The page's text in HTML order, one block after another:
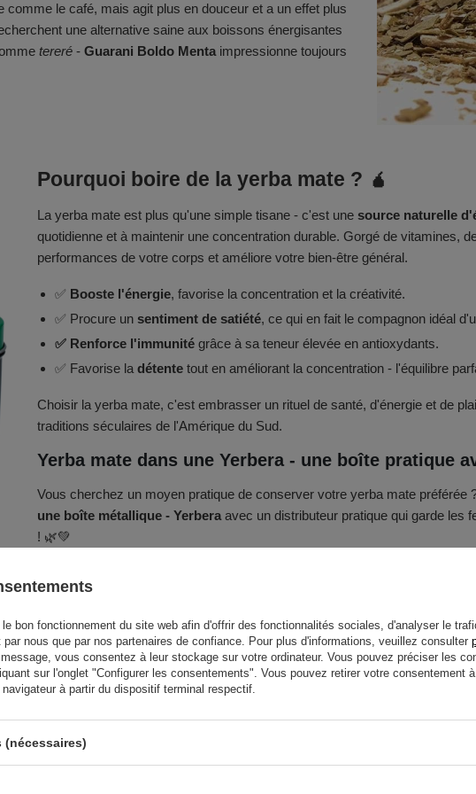
comme le café, mais agit plus en douceur et a un effet plus
une alternative saine aux boissons énergisantes
tereré - Guarani Boldo Menta impressionne toujours
Pourquoi boire de la yerba mate ? 🧉
La yerba mate est plus qu'une simple tisane - c'est une source naturelle
quotidienne et à maintenir une concentration durable. Gorgé de vitamines,
performances de votre corps et améliore votre bien-être général.
✅ Booste l'énergie, favorise la concentration et la créativité.
✅ Procure un sentiment de satiété, ce qui en fait le compagnon idéal
✅ Renforce l'immunité grâce à sa teneur élevée en antioxydants.
✅ Favorise ladétente tout en améliorant la concentration - l'équilibre
Choisir la yerba mate, c'est embrasser un rituel de santé, d'énergie et de
traditions séculaires de l'Amérique du Sud.
Yerba mate dans une Yerbera - une boîte pratique
Vous cherchez un moyen pratique de conserver votre yerba mate préférée
une boîte métallique - Yerbera avec un distributeur pratique qui garde les
! 🌿💚
supplémentaires ✍️
poivrée, huile de menthe naturelle
15 g de yerba mate dans une tasse. Inclinez la gourde à
bon fonctionnement du site web afin d'offrir des fonctionnalités sociales, d'analyser le
nous que par nos partenaires de confiance. Pour plus d'informations, veuillez consulter
vous consentez à leur stockage sur votre ordinateur. Vous pouvez préciser les
sur l'onglet "Configurer les consentements". Vous pouvez retirer votre consentement
à partir du dispositif terminal respectif.